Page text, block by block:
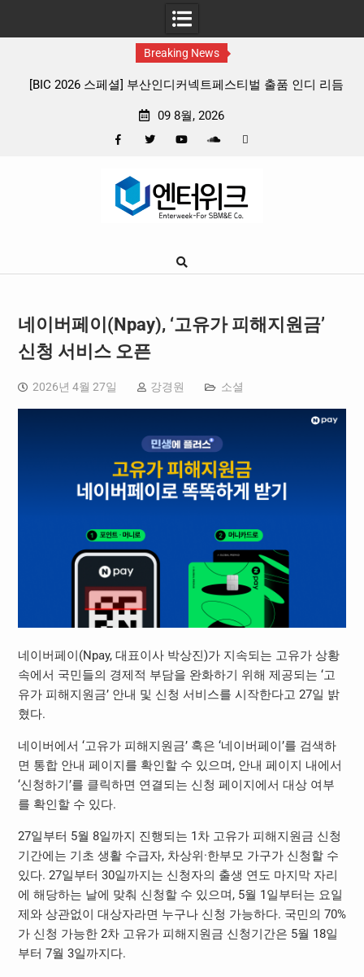
Breaking News
벌 출품 인디 리듬
판타지 케이팝 애니메이션 ‘고스트밴드’ 8월
09 8월, 2026
Google
네이버페이(Npay), ‘고유가 피해지원금’
신청 서비스 오픈
2026년 4월 27일 강경원 소셜
네이버페이(Npay, 대표이사 박상진)가 지속되는 고유가 상황
속에서 국민들의 경제적 부담을 완화하기 위해 제공되는 ‘고
유가 피해지원금’ 안내 및 신청 서비스를 시작한다고 27일 밝
혔다.
네이버에서 ‘고유가 피해지원금’ 혹은 ‘네이버페이’를 검색하
면 통합 안내 페이지를 확인할 수 있으며, 안내 페이지 내에서
‘신청하기’를 클릭하면 연결되는 신청 페이지에서 대상 여부
를 확인할 수 있다.
27일부터 5월 8일까지 진행되는 1차 고유가 피해지원금 신청
기간에는 기초 생활 수급자, 차상위·한부모 가구가 신청할 수
있다. 27일부터 30일까지는 신청자의 출생 연도 마지막 자리
에 해당하는 날에 맞춰 신청할 수 있으며, 5월 1일부터는 요일
제와 상관없이 대상자라면 누구나 신청 가능하다. 국민의 70%
가 신청 가능한 2차 고유가 피해지원금 신청기간은 5월 18일
부터 7월 3일까지다.